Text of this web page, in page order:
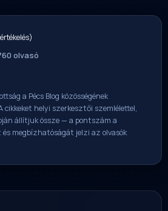
olvasó
a Pécs Blog közösségének
helyi szerkesztői szemlélettel,
állítjuk össze — a pontszám a
megbízhatóságát jelzi az olvasók